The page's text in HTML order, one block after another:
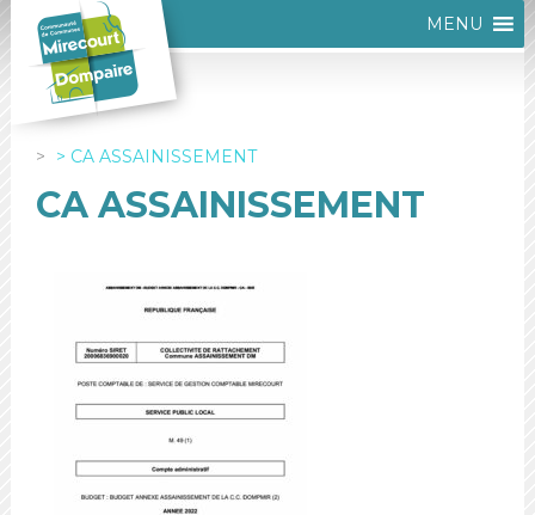
MENU
CA ASSAINISSEMENT
CA ASSAINISSEMENT